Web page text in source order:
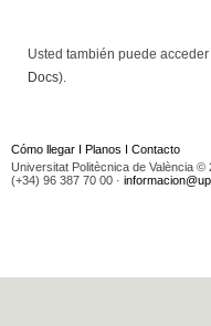
Usted también puede
Docs).
Cómo llegar I Planos I Contacto
Universitat Politècnica de València ©
(+34) 96 387 70 00 ·